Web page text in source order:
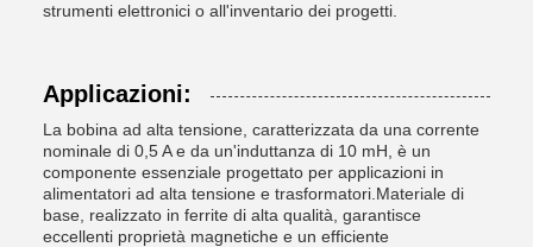
strumenti elettronici o all'inventario dei progetti.
Applicazioni:
La bobina ad alta tensione, caratterizzata da una corrente
nominale di 0,5 A e da un'induttanza di 10 mH, è un
componente essenziale progettato per applicazioni in
alimentatori ad alta tensione e trasformatori.Materiale di
base, realizzato in ferrite di alta qualità, garantisce
eccellenti proprietà magnetiche e un efficiente